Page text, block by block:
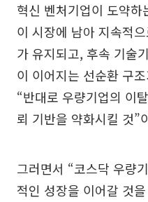
혁신 벤처기업이 도약하
이 시장에 남아 지속적
가 유지되고, 후속 기술
이 이어지는 선순환 구
“반대로 우량기업의 이
뢰 기반을 약화시킬 것”
그러면서 “코스닥 우량
적인 성장을 이어갈 것